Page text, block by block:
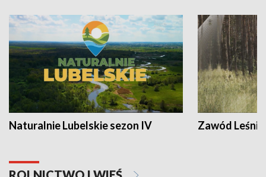
Naturalnie Lubelskie sezon IV Zawód Leśnik